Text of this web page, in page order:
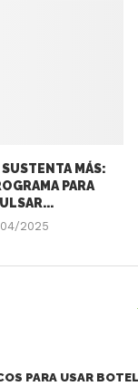
MÁS:
PARA
2025
PARA USAR